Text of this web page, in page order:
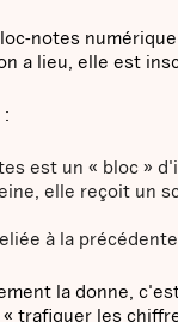
notes
a lieu, elle est
est un « bloc »
elle reçoit un
à la
la donne,
trafiquer les